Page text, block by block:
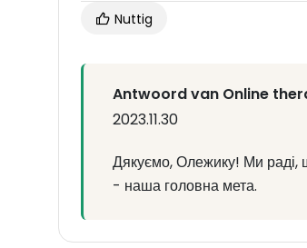
Nuttig
Antwoord van Online
2023.11.30
Дякуємо, Олежику! Ми раді,
- наша головна мета.